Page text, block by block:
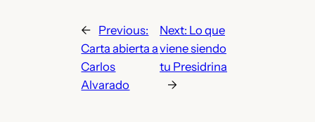
← Previous:
Carta abierta a
Carlos
Alvarado
Next: Lo que
viene siendo
tu Presidrina
→